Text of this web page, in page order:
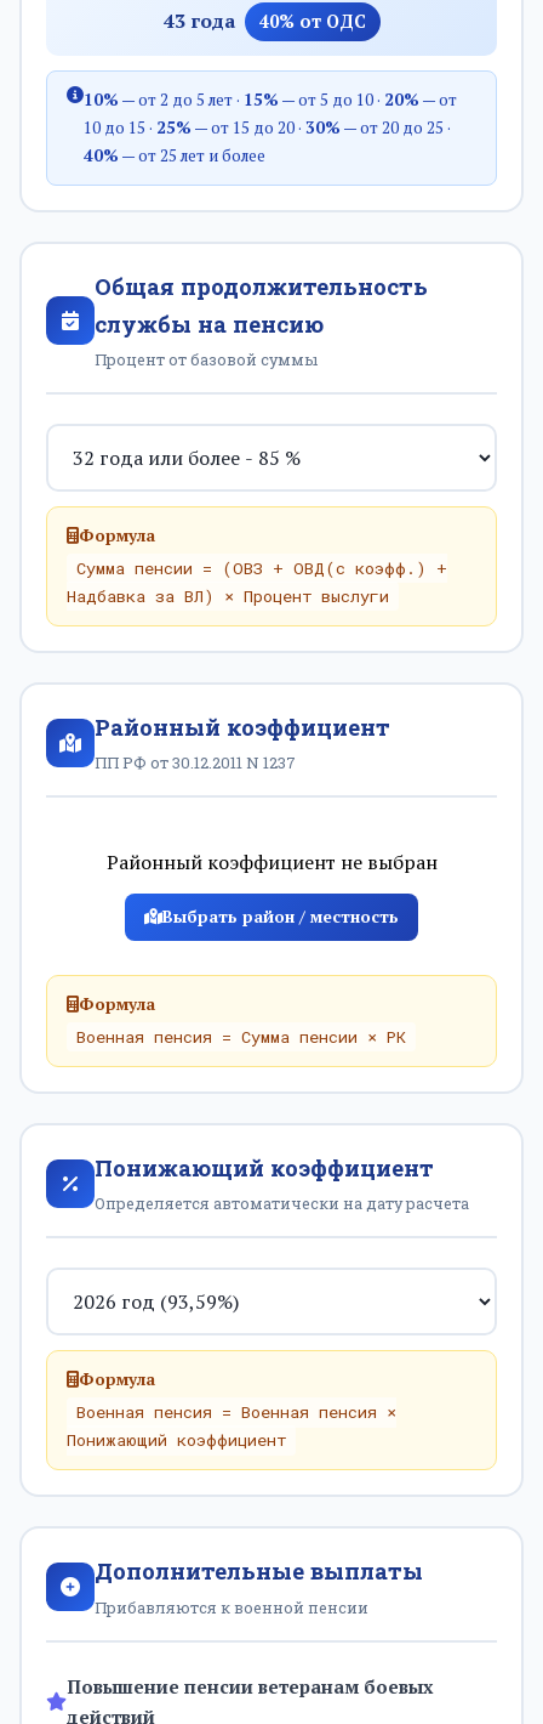
43 года 40% от ОДС
10% — от 2 до 5 лет · 15% — от 5 до 10 · 20% — от
10 до 15 · 25% — от 15 до 20 · 30% — от 20 до 25 ·
40% — от 25 лет и более
Общая продолжительность
службы на пенсию
Процент от базовой суммы
Формула
Сумма пенсии = (ОВЗ + ОВД(с коэфф.) +
Надбавка за ВЛ) × Процент выслуги
Районный коэффициент
ПП РФ от 30.12.2011 N 1237
Районный коэффициент не выбран
Выбрать район / местность
Формула
Военная пенсия = Сумма пенсии × РК
Понижающий коэффициент
Определяется автоматически на дату расчета
Формула
Военная пенсия = Военная пенсия ×
Понижающий коэффициент
Дополнительные выплаты
Прибавляются к военной пенсии
Повышение пенсии ветеранам боевых
действий